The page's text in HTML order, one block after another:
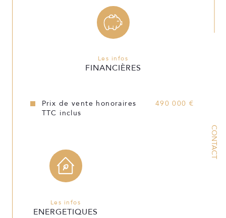
CONTACT
Année de construction
Les infos
FINANCIÈRES
Prix de vente honoraires
TTC inclus
490 000 €
Les infos
ENERGETIQUES